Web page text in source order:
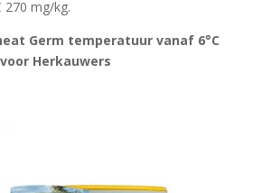
270 mg/kg.
Germ temperatuur vanaf 6°C
Herkauwers